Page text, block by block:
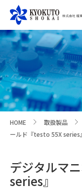
HOME 取扱製品
ールド『testo 55X series』
デジタルマ
series』